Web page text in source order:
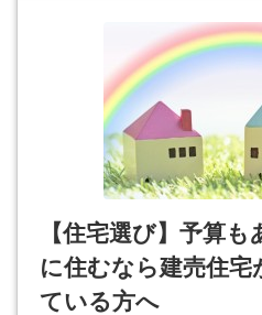
【住宅選び】予算
に住むなら建売住
ている方へ